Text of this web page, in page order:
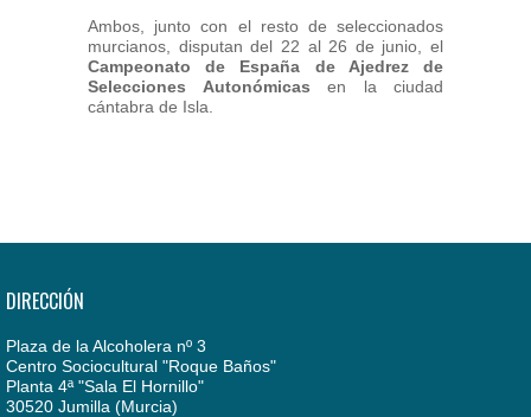
Ambos, junto con el resto de seleccionados
murcianos, disputan del 22 al 26 de junio, el
Campeonato de España de Ajedrez de
Selecciones Autonómicas en la ciudad
cántabra de Isla.
DIRECCIÓN
Plaza de la Alcoholera nº 3
Centro Sociocultural "Roque Baños"
Planta 4ª "Sala El Hornillo"
30520 Jumilla (Murcia)